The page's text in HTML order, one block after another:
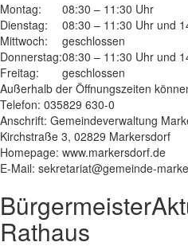
Montag:
08:30 – 11:30 Uhr
Dienstag:
08:30 – 11:30 Uhr und
Mittwoch:
geschlossen
Donnerstag:08:30 – 11:30 Uhr und
Freitag:
geschlossen
Außerhalb der Öffnungszeiten
Telefon: 035829 630-0
Anschrift: Gemeindeverwaltung
Kirchstraße 3, 02829 Markersdorf
Homepage: www.markersdorf.de
E-Mail: sekretariat@gemeinde-
Bürgermeister
Rathaus